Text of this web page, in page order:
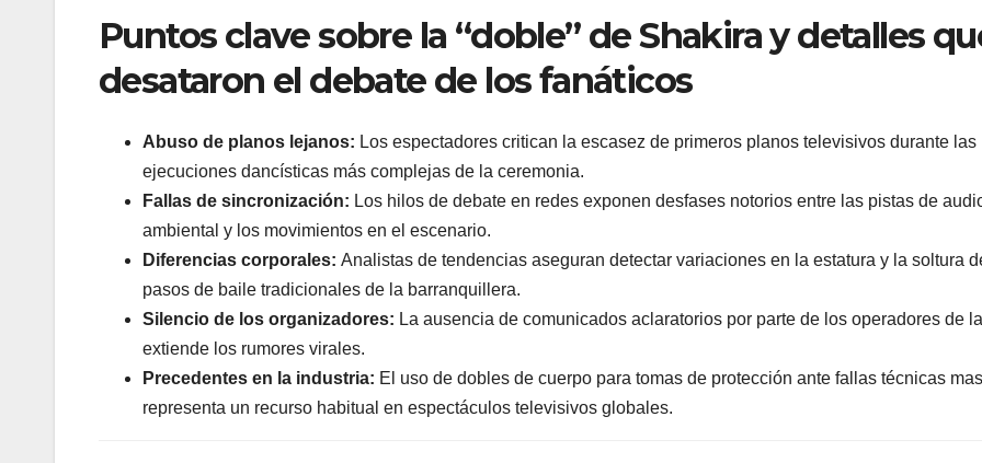
Puntos clave sobre la “doble” de Shakira y detalles
desataron el debate de los fanáticos
Abuso de planos lejanos: Los espectadores critican la escasez de primeros planos televisivos durante las
ejecuciones dancísticas más complejas de la ceremonia.
Fallas de sincronización: Los hilos de debate en redes exponen desfases notorios entre las pistas de
ambiental y los movimientos en el escenario.
Diferencias corporales: Analistas de tendencias aseguran detectar variaciones en la estatura y la soltura
pasos de baile tradicionales de la barranquillera.
Silencio de los organizadores: La ausencia de comunicados aclaratorios por parte de los operadores de
extiende los rumores virales.
Precedentes en la industria: El uso de dobles de cuerpo para tomas de protección ante fallas técnicas
representa un recurso habitual en espectáculos televisivos globales.
ejecutado
Camino
suma
siete
AGOSTO 7, 2026